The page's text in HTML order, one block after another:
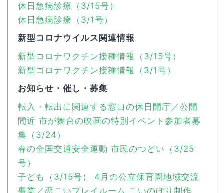
休日急病診療（3/15号）
休日急病診療（3/1号）
新型コロナウイルス関連情報
新型コロナワクチン接種情報（3/15号）
新型コロナワクチン接種情報（3/1号）
お知らせ・催し・募集
転入・転出に関連する窓口の休日開庁／公開
間近 市が舞台の映画の特別イベント参加者募
集（3/24）
春の全国交通安全運動 市民のつどい（3/25
号）
子ども（3/15号） 4月の公立保育園地域交流
事業／恋こいプレイルーム こいのぼり制作